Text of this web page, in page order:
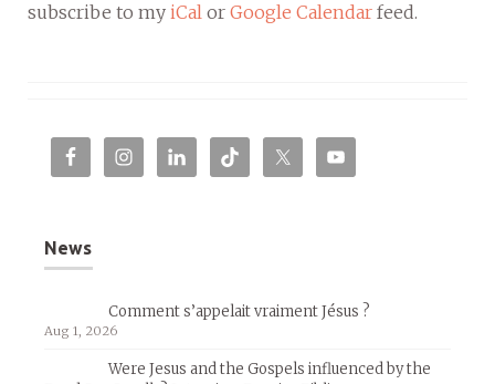
subscribe to my iCal or Google Calendar feed.
News
Comment s’appelait vraiment Jésus ?
Aug 1, 2026
Were Jesus and the Gospels influenced by the